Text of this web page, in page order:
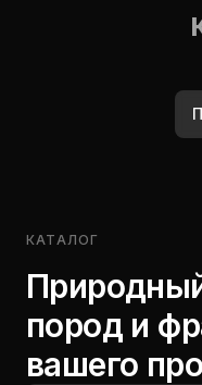
КАТАЛОГ
пород и
вашего